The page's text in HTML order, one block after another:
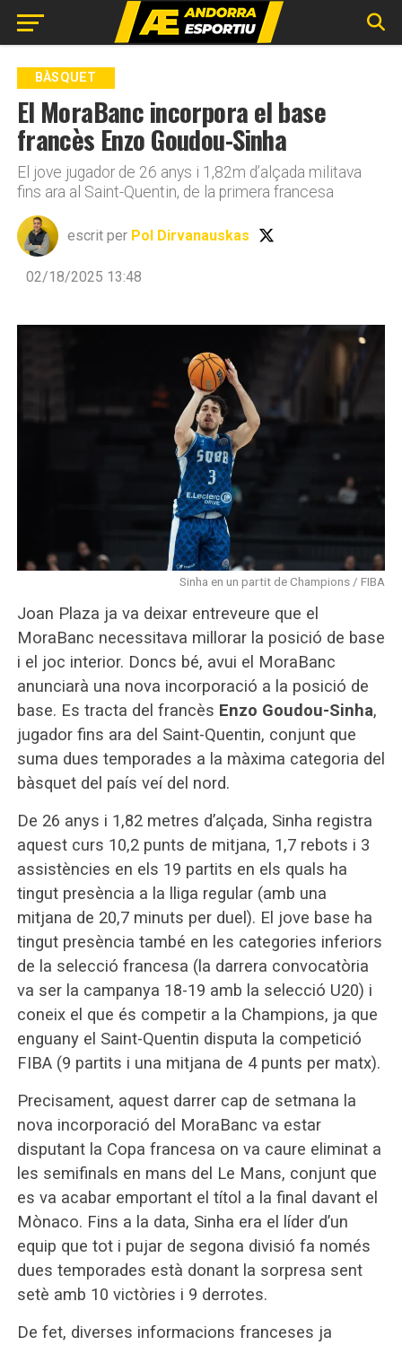
BÀSQUET
El MoraBanc incorpora el base
francès Enzo Goudou-Sinha
El jove jugador de 26 anys i 1,82m d’alçada militava
fins ara al Saint-Quentin, de la primera francesa
escrit per Pol Dirvanauskas
02/18/2025 13:48
Sinha en un partit de Champions / FIBA
Joan Plaza ja va deixar entreveure que el
MoraBanc necessitava millorar la posició de base
i el joc interior. Doncs bé, avui el MoraBanc
anunciarà una nova incorporació a la posició de
base. Es tracta del francès Enzo Goudou-Sinha,
jugador fins ara del Saint-Quentin, conjunt que
suma dues temporades a la màxima categoria del
bàsquet del país veí del nord.
De 26 anys i 1,82 metres d’alçada, Sinha registra
aquest curs 10,2 punts de mitjana, 1,7 rebots i 3
assistències en els 19 partits en els quals ha
tingut presència a la lliga regular (amb una
mitjana de 20,7 minuts per duel). El jove base ha
tingut presència també en les categories inferiors
de la selecció francesa (la darrera convocatòria
va ser la campanya 18-19 amb la selecció U20) i
coneix el que és competir a la Champions, ja que
enguany el Saint-Quentin disputa la competició
FIBA (9 partits i una mitjana de 4 punts per matx).
Precisament, aquest darrer cap de setmana la
nova incorporació del MoraBanc va estar
disputant la Copa francesa on va caure eliminat a
les semifinals en mans del Le Mans, conjunt que
es va acabar emportant el títol a la final davant el
Mònaco. Fins a la data, Sinha era el líder d’un
equip que tot i pujar de segona divisió fa només
dues temporades està donant la sorpresa sent
setè amb 10 victòries i 9 derrotes.
De fet, diverses informacions franceses ja
Go to mobile version